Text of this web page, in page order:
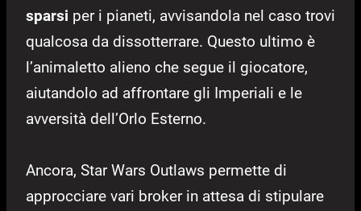
sparsi per i pianeti, avvisandola nel caso trovi
qualcosa da dissotterrare. Questo ultimo è
l’animaletto alieno che segue il giocatore,
aiutandolo ad affrontare gli Imperiali e le
avversità dell’Orlo Esterno.
Ancora, Star Wars Outlaws permette di
approcciare vari broker in attesa di stipulare